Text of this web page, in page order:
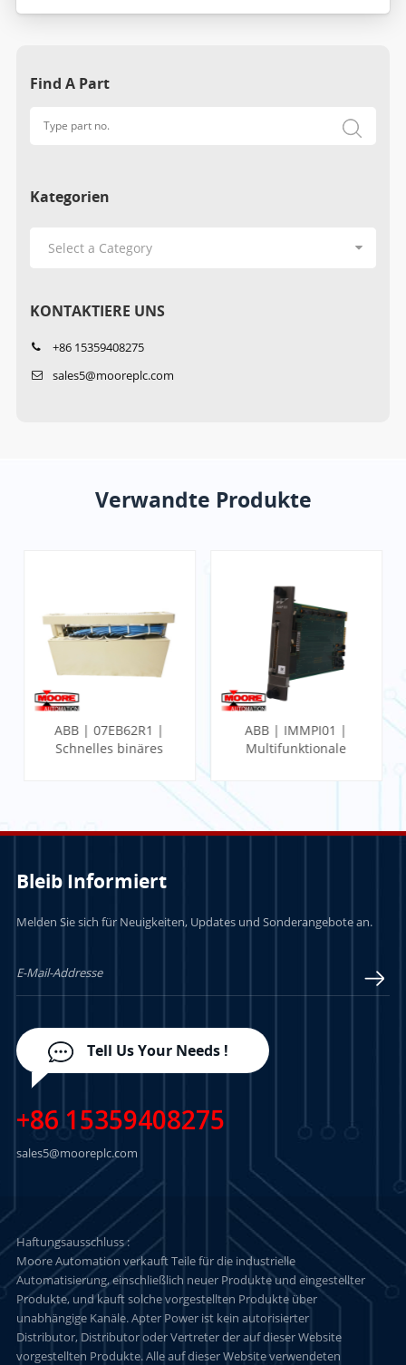
Find A Part
Kategorien
KONTAKTIERE UNS
+86 15359408275
sales5@mooreplc.com
Verwandte Produkte
ABB | 07EB62R1 |
Schnelles binäres
ABB | IMMPI01 |
Multifunktionale
Bleib Informiert
Melden Sie sich für Neuigkeiten, Updates und Sonderangebote an.
Tell Us Your Needs !
+86 15359408275
sales5@mooreplc.com
Haftungsausschluss :
Moore Automation verkauft Teile für die industrielle
Automatisierung, einschließlich neuer Produkte und eingestellter
Produkte, und kauft solche vorgestellten Produkte über
unabhängige Kanäle. Apter Power ist kein autorisierter
Distributor, Distributor oder Vertreter der auf dieser Website
vorgestellten Produkte. Alle auf dieser Website verwendeten